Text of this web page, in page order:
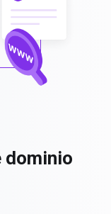
dominio